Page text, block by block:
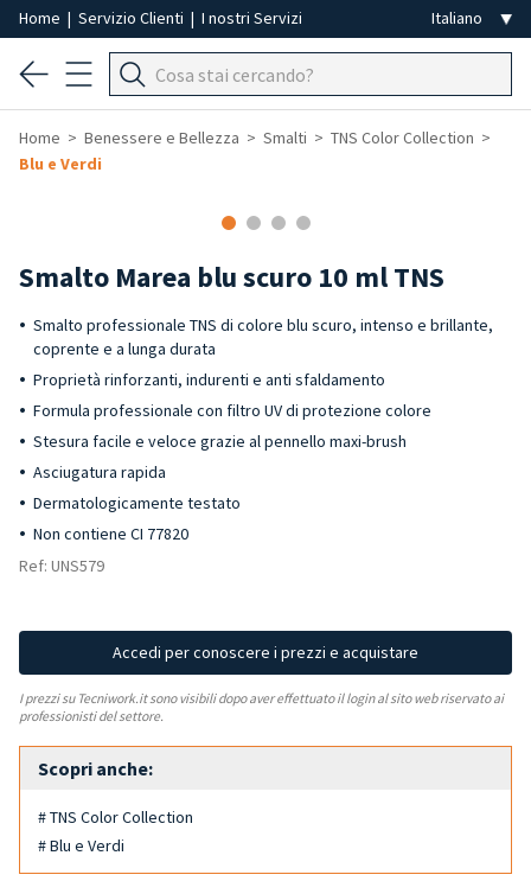
Home | Servizio Clienti | I nostri Servizi
Home Benessere e Bellezza Smalti
TNS Color Collection
Blu e Verdi
Smalto Marea blu scuro 10 ml TNS
Smalto professionale TNS di colore blu scuro, intenso e brillante,
coprente e a lunga durata
Proprietà rinforzanti, indurenti e anti sfaldamento
Formula professionale con filtro UV di protezione colore
Stesura facile e veloce grazie al pennello maxi-brush
Asciugatura rapida
Dermatologicamente testato
Non contiene CI 77820
Ref: UNS579
Accedi per conoscere i prezzi e acquistare
I prezzi su Tecniwork.it sono visibili dopo aver effettuato il login al sito web riservato ai
professionisti del settore.
Scopri anche:
# TNS Color Collection
# Blu e Verdi